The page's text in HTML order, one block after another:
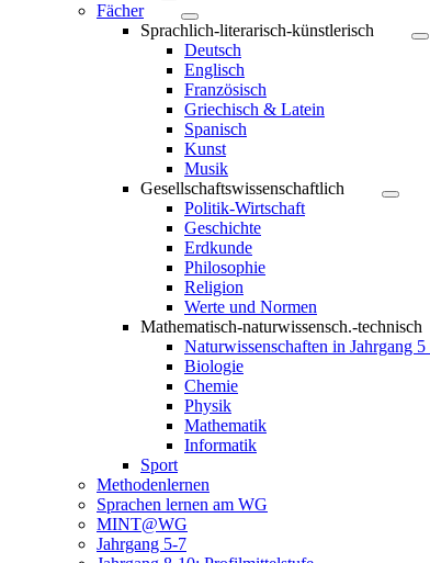
Fächer
Sprachlich-literarisch-künstlerisch
Deutsch
Englisch
Französisch
Griechisch & Latein
Spanisch
Kunst
Musik
Gesellschaftswissenschaftlich
Politik-Wirtschaft
Geschichte
Erdkunde
Philosophie
Religion
Werte und Normen
Mathematisch-naturwissensch.-technisch
Naturwissenschaften in Jahrgang
Biologie
Chemie
Physik
Mathematik
Informatik
Sport
Methodenlernen
Sprachen lernen am WG
MINT@WG
Jahrgang 5-7